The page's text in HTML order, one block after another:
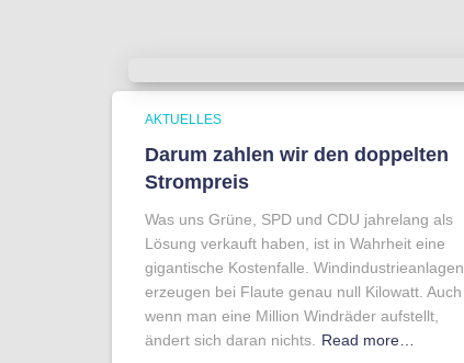
AKTUELLES
Darum zahlen wir den doppelten
Strompreis
Was uns Grüne, SPD und CDU jahrelang als
Lösung verkauft haben, ist in Wahrheit eine
gigantische Kostenfalle. Windindustrieanlagen
erzeugen bei Flaute genau null Kilowatt. Auch
wenn man eine Million Windräder aufstellt,
ändert sich daran nichts.
Read more…